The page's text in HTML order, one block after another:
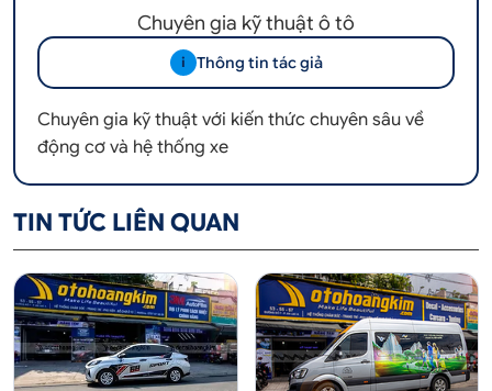
Chuyên gia kỹ thuật ô tô
i Thông tin tác giả
Chuyên gia kỹ thuật với kiến thức chuyên sâu về
động cơ và hệ thống xe
TIN TỨC LIÊN QUAN